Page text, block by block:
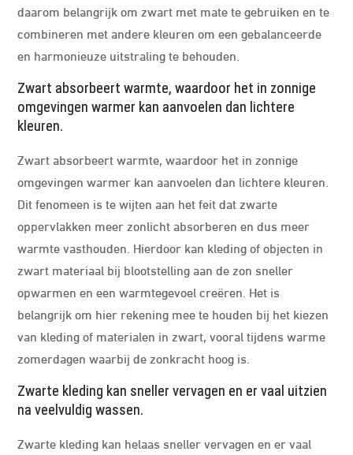
daarom belangrijk om zwart met mate te gebruiken en te
combineren met andere kleuren om een gebalanceerde
en harmonieuze uitstraling te behouden.
Zwart absorbeert warmte, waardoor het in zonnige
omgevingen warmer kan aanvoelen dan lichtere
kleuren.
Zwart absorbeert warmte, waardoor het in zonnige
omgevingen warmer kan aanvoelen dan lichtere kleuren.
Dit fenomeen is te wijten aan het feit dat zwarte
oppervlakken meer zonlicht absorberen en dus meer
warmte vasthouden. Hierdoor kan kleding of objecten in
zwart materiaal bij blootstelling aan de zon sneller
opwarmen en een warmtegevoel creëren. Het is
belangrijk om hier rekening mee te houden bij het kiezen
van kleding of materialen in zwart, vooral tijdens warme
zomerdagen waarbij de zonkracht hoog is.
Zwarte kleding kan sneller vervagen en er vaal uitzien
na veelvuldig wassen.
Zwarte kleding kan helaas sneller vervagen en er vaal